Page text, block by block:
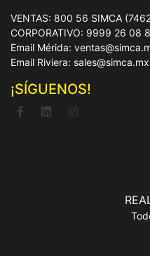
VENTAS: 800 56 SIMCA
CORPORATIVO: 9999 26 08
Email Mérida:
Email Riviera: sales@simca.mx
¡SÍGUENOS!